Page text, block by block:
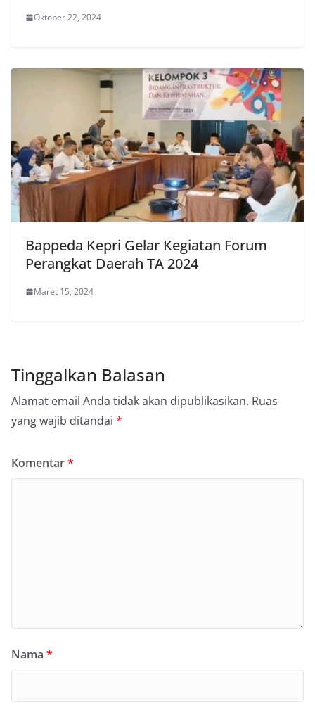
Oktober 22, 2024
Bappeda Kepri Gelar Kegiatan Forum
Perangkat Daerah TA 2024
Maret 15, 2024
Tinggalkan Balasan
Alamat email Anda tidak akan dipublikasikan. Ruas
yang wajib ditandai *
Komentar*
Nama *